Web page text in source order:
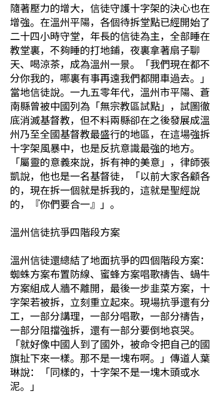
隨著壓力的增大，信徒守護十字架的決心也在
增強。在溫州平陽，各個待拆堂點已經開始了
二十四小時守堂，年長的信徒為主，全部睡在
教堂裏，不夠睡的打地鋪，夜裏拿著扇子聊
天、喝涼茶，成為溫州一景。「我們現在都不
分你我的，哪裏有事再遠我們都開車過去。」
當地信徒說。一九五零年代，溫州市平陽、蒼
南縣曾被中國列為「無宗教區試點」，試圖徹
底消滅基督教，但不料兩縣卻在之後發展成溫
州乃至全國基督教最盛行的地區，在這場強拆
十字架風暴中，也是反抗意識最強的地方。
「屬靈的意義來說，拆有神的美意」，律師張
凱說，他也是一名基督徒，「以前大家各顧各
的，現在拆一個就是拆我的，這就是聖經說
的，『你們要合一』」。
溫州信徒抗爭四階段方案
溫州信徒還總結了地面抗爭的四個階段方案：
蜘蛛方案布置防線、蜜蜂方案唱歌禱告、蝸牛
方案組成人牆不離開，最後一步韭菜方案，十
字架若被拆，立刻重立起來。現場抗爭還有分
工，一部分講理，一部分唱歌，一部分禱告，
一部分阻擋強拆，還有一部分要倒地哀哭。
「就好像中國人到了國外，被命令把自己的國
旗扯下來一樣。那不是一塊布啊。」傳道人葉
琳說：「同樣的，十字架不是一塊木頭或水
泥。」